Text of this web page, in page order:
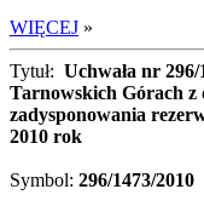
WIĘCEJ »
Tytuł: Uchwała nr
Tarnowskich Górach z
zadysponowania
2010 rok
Symbol: 296/1473/2010